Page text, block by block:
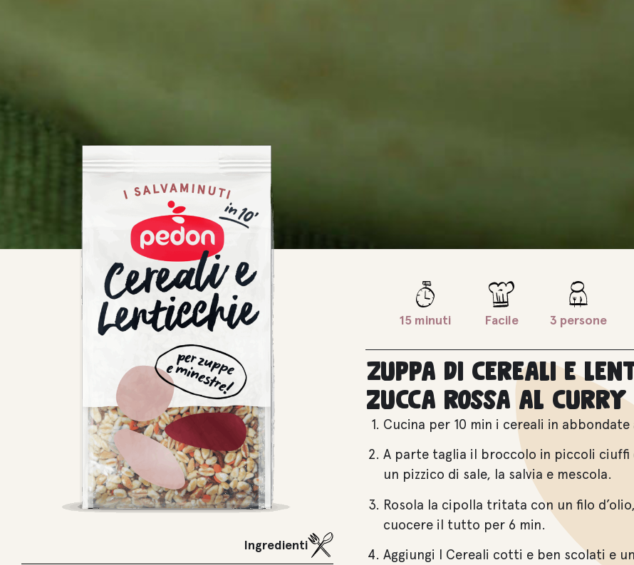
Ingredienti
15 minuti Facile 3 persone
Zuppa di cereali e
zucca rossa al curry
Cucina per 10 min i cereali in abbondate
A parte taglia il broccolo in piccoli
un pizzico di sale, la salvia e mescola.
Rosola la cipolla tritata con un filo
cuocere il tutto per 6 min.
Aggiungi I Cereali cotti e ben scolati e